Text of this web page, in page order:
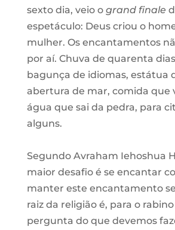
sexto dia, veio o grand finale
espetáculo: Deus criou o
mulher. Os encantamentos
por aí. Chuva de quarenta
bagunça de idiomas, estátua
abertura de mar, comida que
água que sai da pedra, para
alguns.
Segundo Avraham Iehoshua
maior desafio é se encantar
manter este encantamento
raiz da religião é, para o
pergunta do que devemos